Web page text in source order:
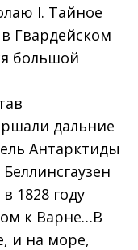
I. Тайное
Гвардейском
большой
дальние
Антарктиды
1828 году
к Варне…В
и на море,